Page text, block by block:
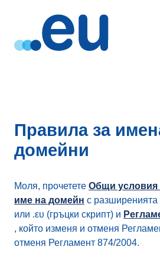
Правила за
домейни
Моля, прочетете Общи условия
име на домейн с
или .ευ (гръцки скрипт) и
, който изменя и отменя
отменя Регламент 874/2004.